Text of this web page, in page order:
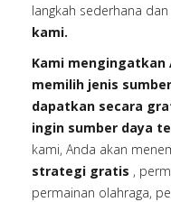
langkah sederhana
kami.
Kami mengingatkan
memilih jenis
dapatkan secara
ingin sumber daya
kami, Anda akan
strategi gratis ,
permainan olahraga,